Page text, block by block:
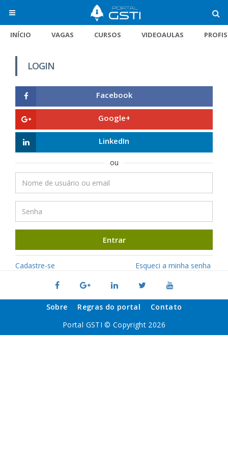
INÍCIO VAGAS CURSOS VIDEOAULAS
LOGIN
Facebook
Google+
LinkedIn
ou
Entrar
Cadastre-se Esqueci a minha senha
Sobre Regras do portal
Contato
Portal GSTI © Copyright 2026